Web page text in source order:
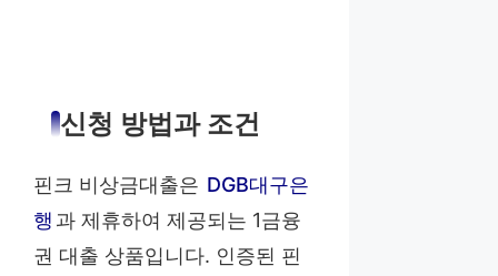
신청 방법과 조건
핀크 비상금대출은 DGB대구은
행 과 제휴하여 제공되는 1금융
권 대출 상품입니다. 인증된 핀